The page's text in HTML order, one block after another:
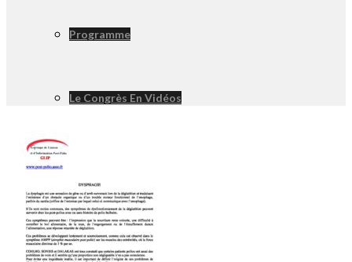
Programme
Le Congrès En Vidéos
Poliomyélite
Poliomyélite